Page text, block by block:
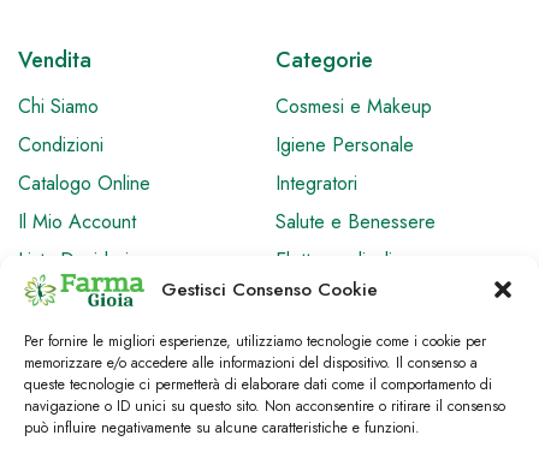
Gestisci Consenso Cookie
Per fornire le migliori esperienze, utilizziamo tecnologie come i cookie per
memorizzare e/o accedere alle informazioni del dispositivo. Il consenso a
queste tecnologie ci permetterà di elaborare dati come il comportamento di
navigazione o ID unici su questo sito. Non acconsentire o ritirare il consenso
può influire negativamente su alcune caratteristiche e funzioni.
Vendita
Chi Siamo
Condizioni
Catalogo Online
Il Mio Account
Lista Desideri
Cookie Policy
Privacy Policy
Categorie
Cosmesi e Makeup
Igiene Personale
Integratori
Salute e Benessere
Elettromedicali
© FarmaGioia.it, Benessere Natura Parafarmacia, p.iva